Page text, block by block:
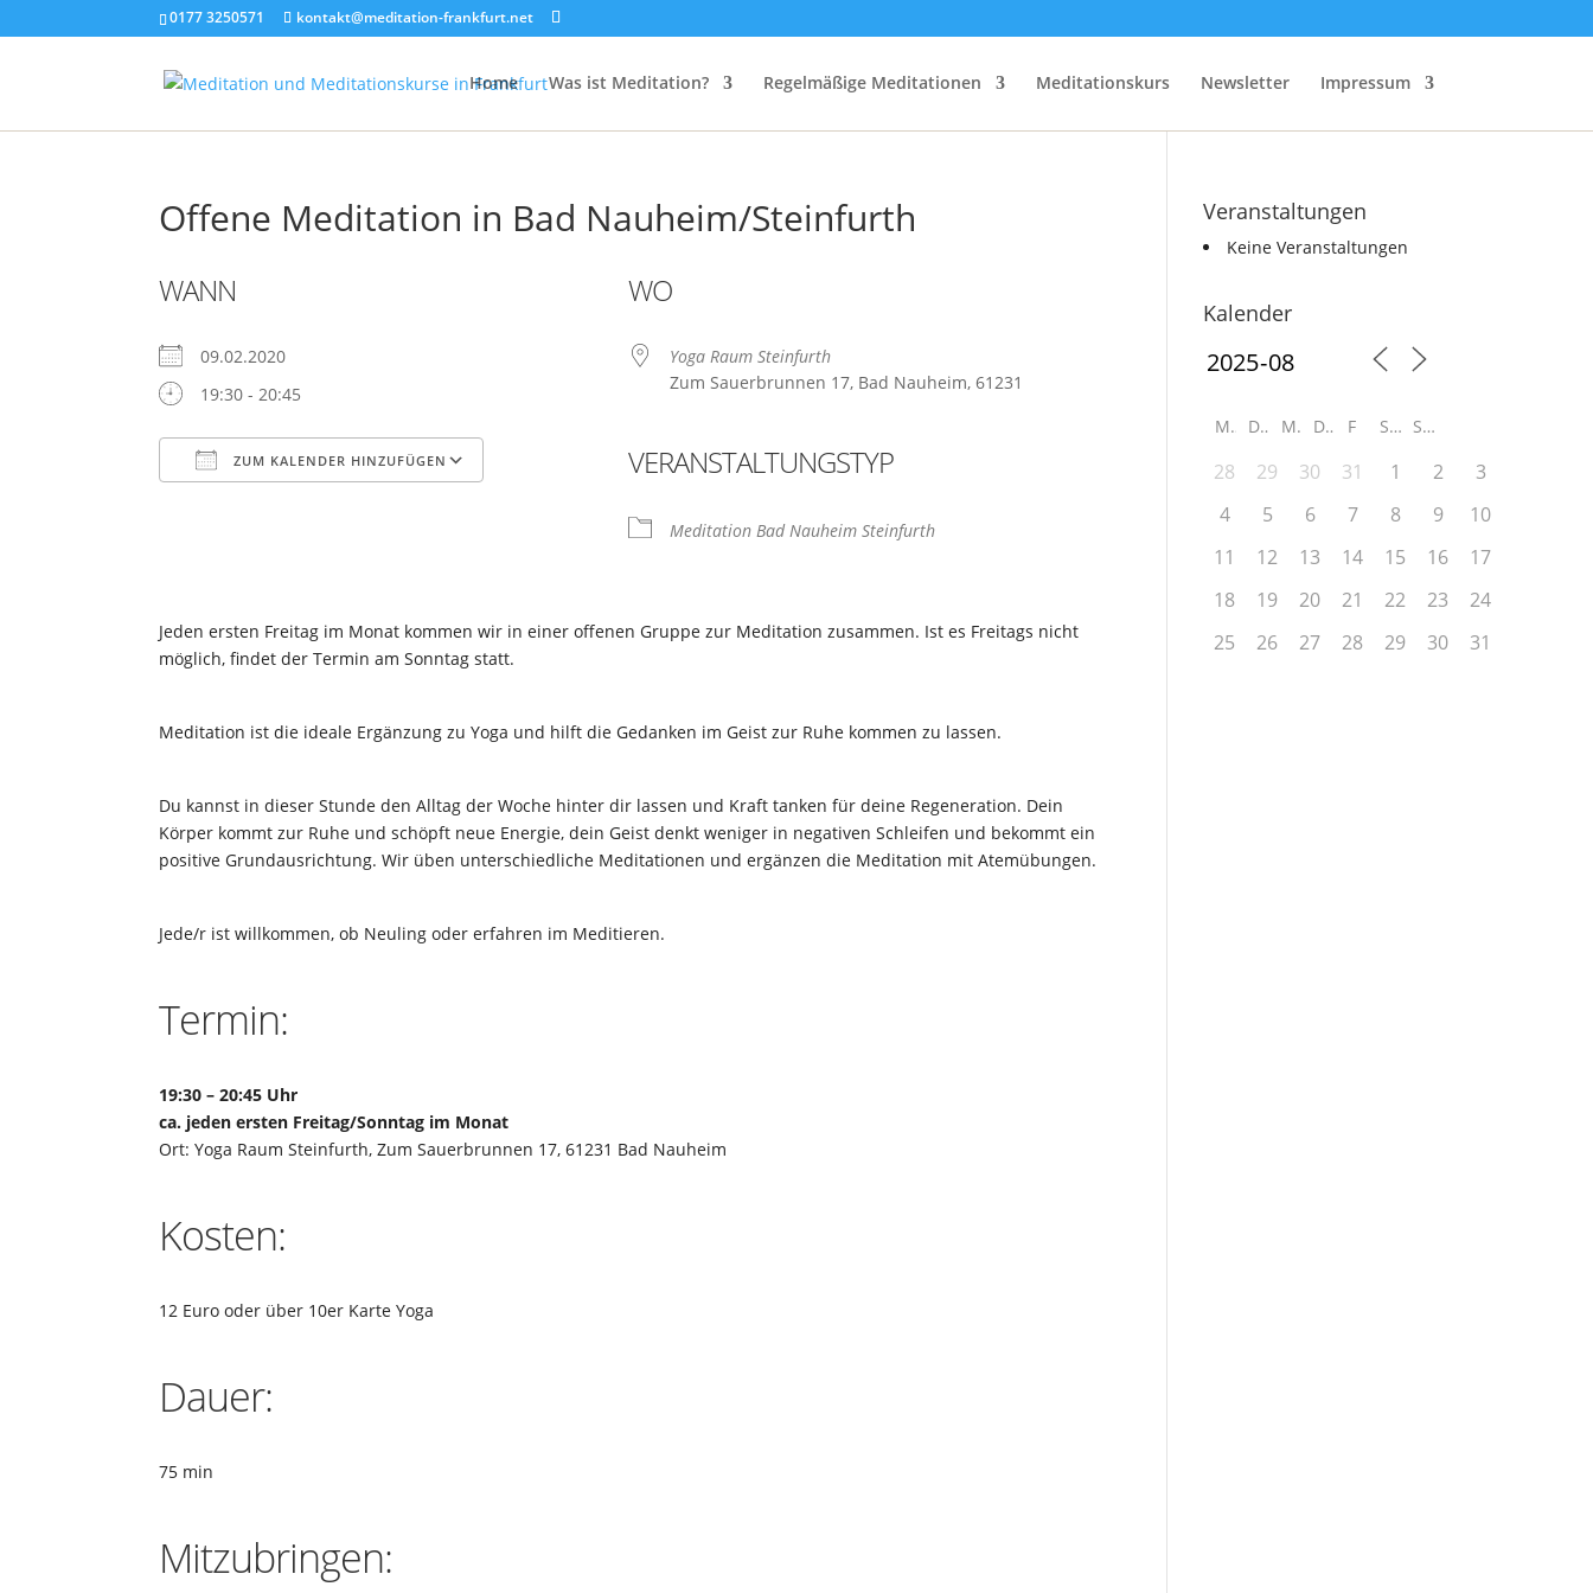
0177 3250571 kontakt@meditation-frankfurt.net
Home Was ist Meditation? Regelmäßige Meditationen Meditationskurs Newsletter Impressum
Offene Meditation in Bad Nauheim/Steinfurth
WANN
09.02.2020
19:30 - 20:45
ZUM KALENDER HINZUFÜGEN
WO
Yoga Raum Steinfurth
Zum Sauerbrunnen 17, Bad Nauheim, 61231
VERANSTALTUNGSTYP
Meditation Bad Nauheim Steinfurth
Jeden ersten Freitag im Monat kommen wir in einer offenen Gruppe zur Meditation zusammen. Ist es Freitags nicht
möglich, findet der Termin am Sonntag statt.
Meditation ist die ideale Ergänzung zu Yoga und hilft die Gedanken im Geist zur Ruhe kommen zu lassen.
Du kannst in dieser Stunde den Alltag der Woche hinter dir lassen und Kraft tanken für deine Regeneration. Dein
Körper kommt zur Ruhe und schöpft neue Energie, dein Geist denkt weniger in negativen Schleifen und bekommt ein
positive Grundausrichtung. Wir üben unterschiedliche Meditationen und ergänzen die Meditation mit Atemübungen.
Jede/r ist willkommen, ob Neuling oder erfahren im Meditieren.
Termin:
19:30 – 20:45 Uhr
ca. jeden ersten Freitag/Sonntag im Monat
Ort: Yoga Raum Steinfurth, Zum Sauerbrunnen 17, 61231 Bad Nauheim
Kosten:
12 Euro oder über 10er Karte Yoga
Dauer:
75 min
Mitzubringen:
Veranstaltungen
Keine Veranstaltungen
Kalender
M D M D F S S
28 29 30 31 1 2
3
4
5 6 7 8 9
10
11
12 13 14 15 16
17
18
19 20 21 22 23
24
25
26 27 28 29 30 31